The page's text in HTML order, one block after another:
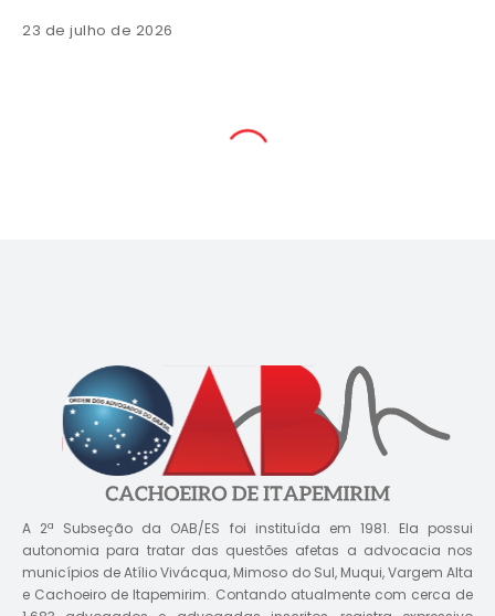
23 de julho de 2026
A 2ª Subseção da OAB/ES foi instituída em 1981. Ela possui
autonomia para tratar das questões afetas a advocacia nos
municípios de Atílio Vivácqua, Mimoso do Sul, Muqui, Vargem Alta
e Cachoeiro de Itapemirim. Contando atualmente com cerca de